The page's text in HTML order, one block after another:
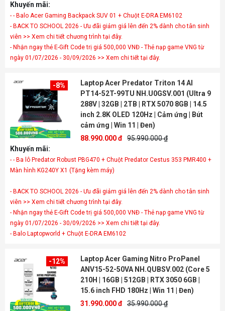
Khuyến mãi:
- - Balo Acer Gaming Backpack SUV 01 + Chuột E-DRA EM6102
- BACK TO SCHOOL 2026 - Ưu đãi giảm giá lên đến 2% dành cho tân sinh
viên >> Xem chi tiết chương trình tại đây.
- Nhận ngay thẻ E-Gift Code trị giá 500,000 VNĐ - Thẻ nạp game VNG từ
ngày 01/07/2026 - 30/09/2026 >> Xem chi tiết tại đây.
-8%
Laptop Acer Predator Triton 14 AI
PT14-52T-99TU NH.U0GSV.001 (Ultra 9
288V | 32GB | 2TB | RTX 5070 8GB | 14.5
inch 2.8K OLED 120Hz | Cảm ứng | Bút
cảm ứng | Win 11 | Đen)
88.990.000 đ 95.990.000 ₫
Khuyến mãi:
- - Ba lô Predator Robust PBG470 + Chuột Predator Cestus 353 PMR400 +
- BACK TO SCHOOL 2026 - Ưu đãi giảm giá lên đến 2% dành cho tân sinh
viên >> Xem chi tiết chương trình tại đây.
- Nhận ngay thẻ E-Gift Code trị giá 500,000 VNĐ - Thẻ nạp game VNG từ
ngày 01/07/2026 - 30/09/2026 >> Xem chi tiết tại đây.
- Balo Laptopworld + Chuột E-DRA EM6102
-12%
Laptop Acer Gaming Nitro ProPanel
ANV15-52-50VA NH.QUBSV.002 (Core 5
210H | 16GB | 512GB | RTX 3050 6GB |
15.6 inch FHD 180Hz | Win 11 | Đen)
31.990.000 đ 35.990.000 ₫